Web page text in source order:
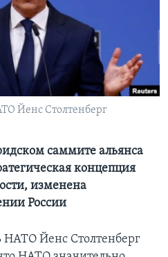
Йенс Столтенберг
саммите альянса
концепция
изменена
России
НАТО Йенс Столтенберг